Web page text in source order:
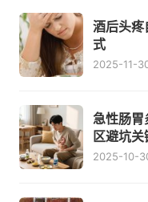
酒后头疼
式
2025-11-
急性肠
区避坑关
2025-10-